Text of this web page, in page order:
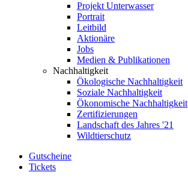
Projekt Unterwasser
Portrait
Leitbild
Aktionäre
Jobs
Medien & Publikationen
Nachhaltigkeit
Ökologische Nachhaltigkeit
Soziale Nachhaltigkeit
Ökonomische Nachhaltigkeit
Zertifizierungen
Landschaft des Jahres '21
Wildtierschutz
Gutscheine
Tickets